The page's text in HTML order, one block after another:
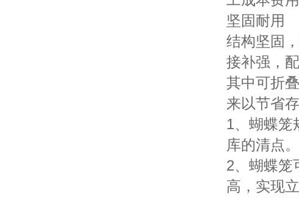
坚固耐用
结构坚固
接补强，
其中可折
来以节省
1、蝴蝶笼
库的清点。
2、蝴蝶笼
高，实现